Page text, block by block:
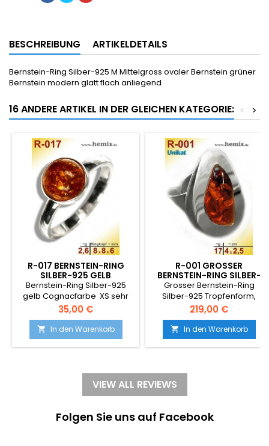
BESCHREIBUNG ARTIKELDETAILS
Bernstein-Ring Silber-925 M Mittelgross ovaler Bernstein grüner
Bernstein modern glatt flach anliegend
16 ANDERE ARTIKEL IN DER GLEICHEN KATEGORIE: >
<
R-017 BERNSTEIN-RING
SILBER-925 GELB
COGNACFARBE XS SEHR
KLEIN MODERN RUND
Bernstein-Ring Silber-925
gelb Cognacfarbe XS sehr
klein modern rund
Preis
35,00 €
 In den Warenkorb
R-001 GROSSER
BERNSTEIN-RING SILBER-
925 KOGNAC SCHLICHT
MODERN VERSTELLBAR
RINGGRÖSSE 17MM
Grosser Bernstein-Ring
Silber-925 Tropfenform,
gelber kognacfarbiger
Bernstein, Schlicht modern
ohnen Verzierung.
verstellbare Ringgröße,
offene Ringschiene Es gibt
Preis
219,00 €
 In den Warenkorb
VIEW ALL REVIEWS
Folgen Sie uns auf Facebook